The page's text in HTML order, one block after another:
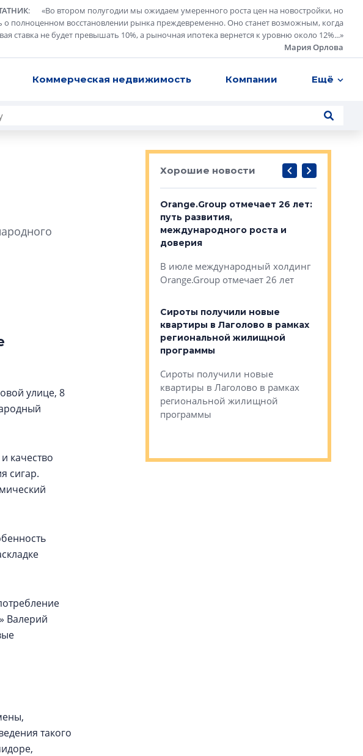
: «Во втором полугодии мы ожидаем умеренного роста цен на новостройки, но
о полноценном восстановлении рынка преждевременно. Оно станет возможным, когда
ставка не будет превышать 10%, а рыночная ипотека вернется к уровню около 12%...»
Мария Орлова
Коммерческая недвижимость Компании Ещё
улице, 8
качество
сигар.
Валерий
такого
Хорошие новости
Гала-концертом завершился
один центр совмещенного
Петербурга появился еще один
центр совмещенного образования
Orange.Group отмечает 26 лет:
путь развития,
международного роста и
доверия
В июле международный холдинг
Orange.Group отмечает 26 лет
Сироты получили новые
квартиры в Лаголово в рамках
региональной жилищной
программы
Сироты получили новые
квартиры в Лаголово в рамках
региональной жилищной
программы